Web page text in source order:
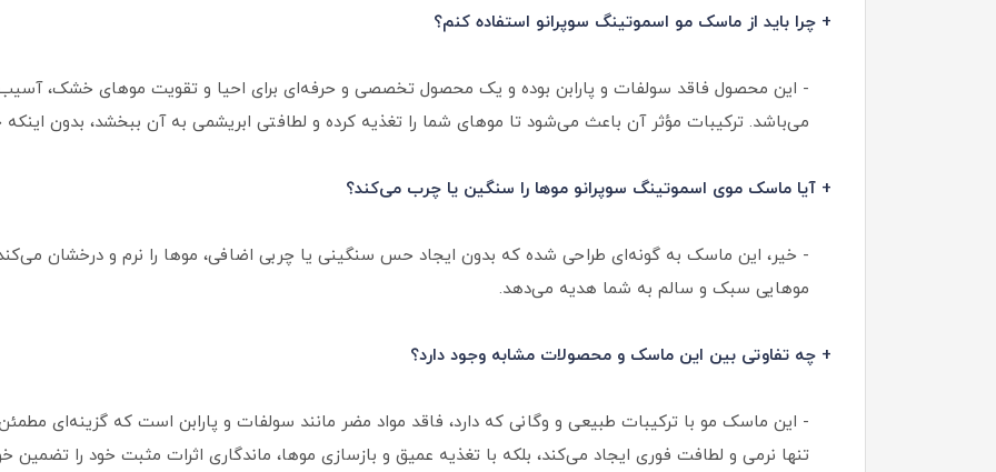
+ چرا باید از ماسک مو اسموتینگ سوپرانو استفاده کنم؟
- این محصول فاقد سولفات و پارابن بوده و یک محصول تخصصی و حرفه‌ای برای احیا و تقویت موهای خشک،
می‌باشد. ترکیبات مؤثر آن باعث می‌شود تا موهای شما را تغذیه کرده و لطافتی ابریشمی به آن ببخشد، بدون اینکه
+ آیا ماسک موی اسموتینگ سوپرانو موها را سنگین یا چرب می‌کند؟
- خیر، این ماسک به گونه‌ای طراحی شده که بدون ایجاد حس سنگینی یا چربی اضافی، موها را نرم و درخشان
موهایی سبک و سالم به شما هدیه می‌دهد.
+ چه تفاوتی بین این ماسک و محصولات مشابه وجود دارد؟
- این ماسک مو با ترکیبات طبیعی و وگانی که دارد، فاقد مواد مضر مانند سولفات و پارابن است که گزینه‌ای
تنها نرمی و لطافت فوری ایجاد می‌کند، بلکه با تغذیه عمیق و بازسازی موها، ماندگاری اثرات مثبت خود را تضمین